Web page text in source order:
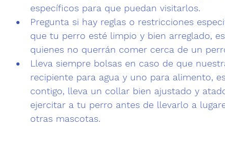
específicos para que puedan visitarlos.
Pregunta si hay reglas o restricciones
que tu perro esté limpio y bien arreglado,
quienes no querrán comer cerca de un
Lleva siempre bolsas en caso de que
recipiente para agua y uno para alimento,
contigo, lleva un collar bien ajustado y
ejercitar a tu perro antes de llevarlo a
otras mascotas.